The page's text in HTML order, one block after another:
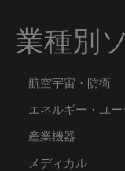
業種別
航空宇宙・防衛
エネルギー・ユ
産業機器
メディカル